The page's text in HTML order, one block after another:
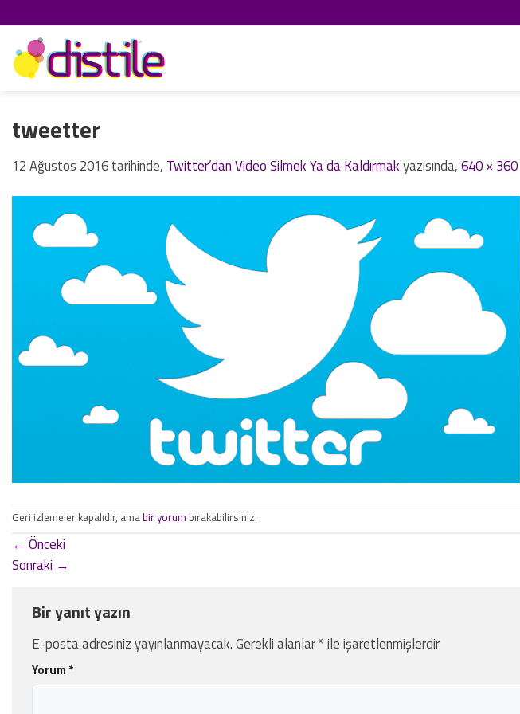
atla
tweetter
12 Ağustos 2016tarihinde, Twitter’dan Video Silmek Ya da Kaldırmakyazısında,640 × 360
Geri izlemeler kapalıdır, amabir yorum bırakabilirsiniz.
← Önceki
Sonraki →
Bir yanıt yazın
E-posta adresiniz yayınlanmayacak.Gerekli alanlar*ile işaretlenmişlerdir
Yorum *